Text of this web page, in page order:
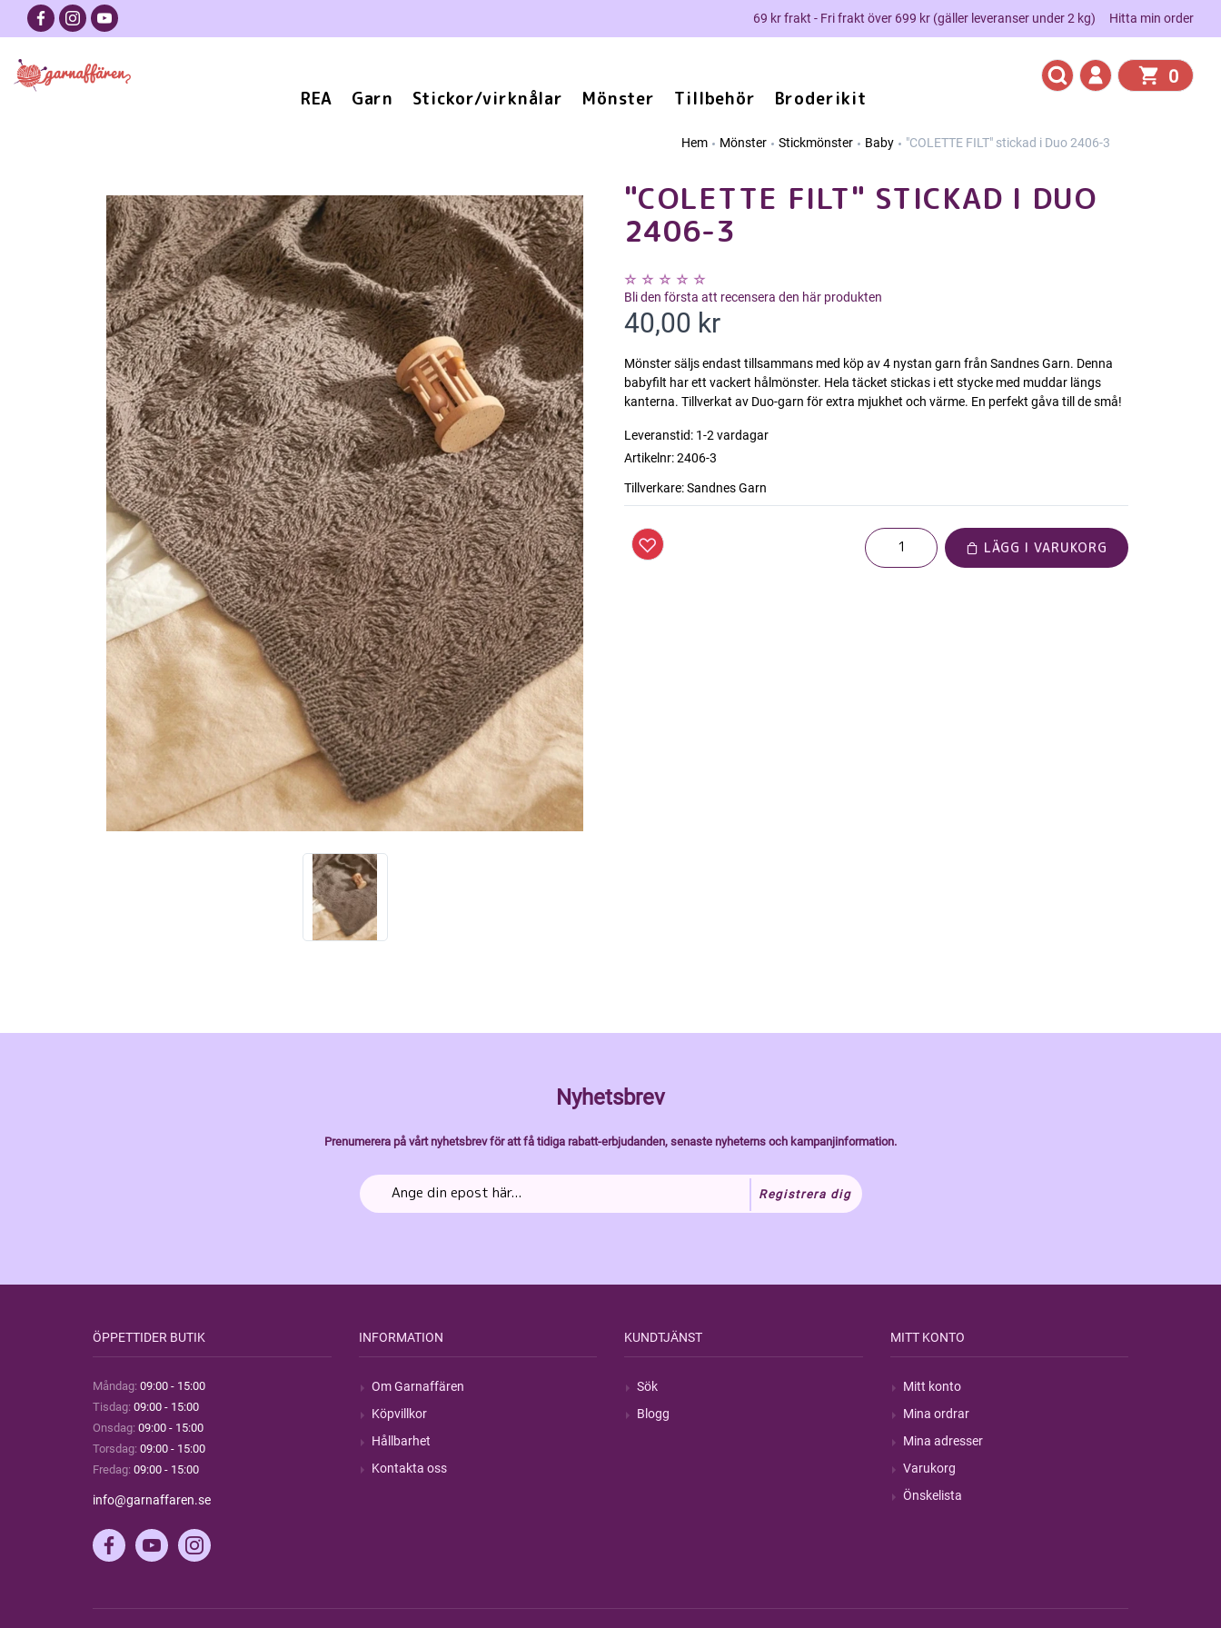
69 kr frakt - Fri frakt över 699 kr (gäller leveranser under 2 kg) Hitta min order
REA Garn Stickor/virknålar Mönster Tillbehör Broderikit
0
Hem Mönster Stickmönster Baby "COLETTE FILT" stickad i Duo 2406-3
"COLETTE FILT" STICKAD I DUO
2406-3
Bli den första att recensera den här produkten
40,00 kr
Mönster säljs endast tillsammans med köp av 4 nystan garn från Sandnes Garn. Denna
babyfilt har ett vackert hålmönster. Hela täcket stickas i ett stycke med muddar längs
kanterna. Tillverkat av Duo-garn för extra mjukhet och värme. En perfekt gåva till de små!
Leveranstid: 1-2 vardagar
Artikelnr:2406-3
Tillverkare:Sandnes Garn
LÄGG I VARUKORG
Nyhetsbrev
Prenumerera på vårt nyhetsbrev för att få tidiga rabatt-erbjudanden, senaste nyheterns och kampanjinformation.
Registrera dig
ÖPPETTIDER BUTIK
Måndag: 09:00 - 15:00
Tisdag: 09:00 - 15:00
Onsdag: 09:00 - 15:00
Torsdag: 09:00 - 15:00
Fredag: 09:00 - 15:00
info@garnaffaren.se
INFORMATION
Om Garnaffären
Köpvillkor
Hållbarhet
Kontakta oss
KUNDTJÄNST
Sök
Blogg
MITT KONTO
Mitt konto
Mina ordrar
Mina adresser
Varukorg
Önskelista